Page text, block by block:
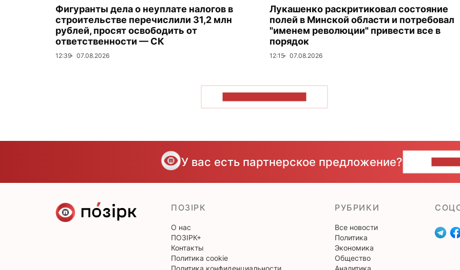
Фигуранты дела о неуплате налогов в
строительстве перечислили 31,2 млн
рублей, просят освободить от
ответственности — СК
12:39 07.08.2026
Лукашенко раскритиковал состояние
полей в Минской области и потребовал
"именем революции" привести все в
порядок
12:15 07.08.2026
У вас есть партнерское предложение?
ПОЗІРК
О нас
ПОЗІРК+
Контакты
Политика cookie
Политика конфиденциальности
РУБРИКИ
Все новости
Политика
Экономика
Общество
Аналитика